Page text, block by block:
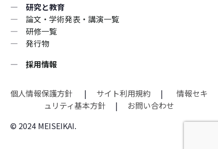
― 研究と教育
― 論文・学術発表・講演一覧
― 研修一覧
― 発行物
― 採用情報
個人情報保護方針 | サイト利用規約 |
情報セキ
ュリティ基本方針 | お問い合わせ
© 2024 MEISEIKAI.